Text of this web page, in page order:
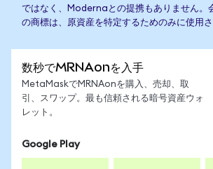
ではなく、Modernaとの提携もありません。
の商標は、原資産を特定するためのみに使用さ
数秒でMRNAonを入手
MetaMaskでMRNAonを購入、売却、取
引、スワップ。最も信頼される暗号資産ウォ
レット。
Google Play